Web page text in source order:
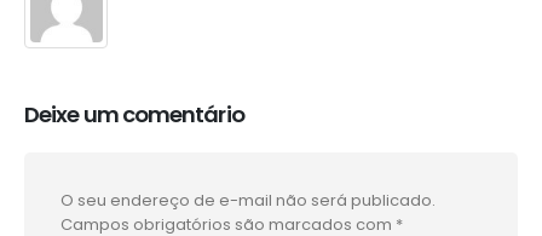
Deixe um comentário
O seu endereço de e-mail não será publicado.
Campos obrigatórios são marcados com *